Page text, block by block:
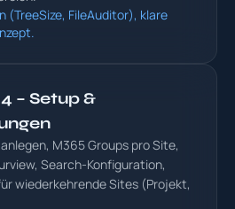
(TreeSize, FileAuditor), klare
– Setup &
M365 Groups pro Site,
Search-Konfiguration,
wiederkehrende Sites (Projekt,